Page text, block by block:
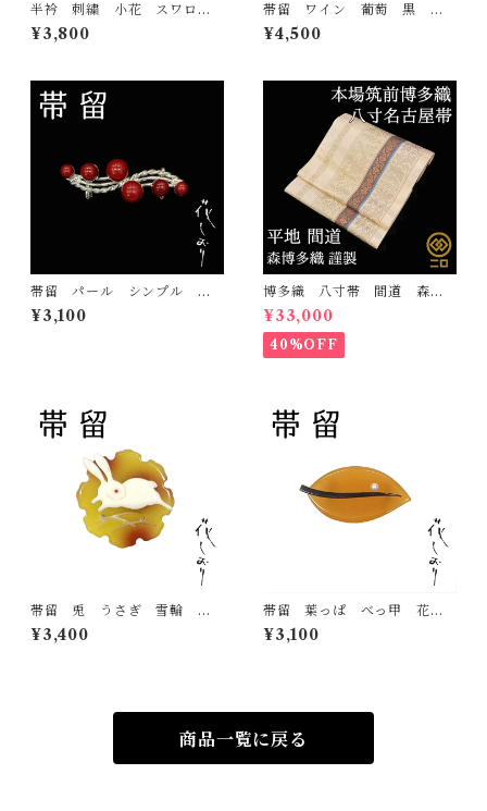
半衿 刺繍 小花 スワロフ
スキー 白 白地 シルエリ
ー 新合繊 日本製 刺繍
¥3,800
帯留 ワイン 葡萄 黒 花
しおり 大原商店 帯飾り
日本製 和装小物
¥4,500
帯留 パール シンプル
赤 花しおり 大原商店 帯
飾り 日本製 和装小物
¥3,100
博多織 八寸帯 間道 森博
多織 正絹 日本製 未仕立
て 名古屋帯
¥33,000
40%OFF
帯留 兎 うさぎ 雪輪 べ
っ甲 花しおり 大原商店
帯飾り 日本製 和装小物
¥3,400
帯留 葉っぱ べっ甲 花し
おり 大原商店 帯飾り 日
本製 和装小物
¥3,100
商品一覧に戻る